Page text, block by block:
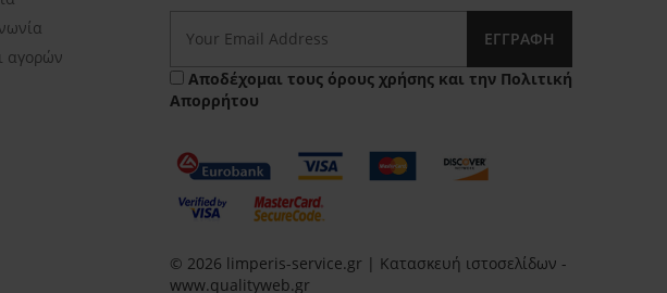
αγορών
ΕΓΓΡΑΦΉ
Αποδέχομαι τους όρους χρήσης και την Πολιτική
Απορρήτου
© 2026 limperis-service.gr | Κατασκευή ιστοσελίδων -
www.qualityweb.gr